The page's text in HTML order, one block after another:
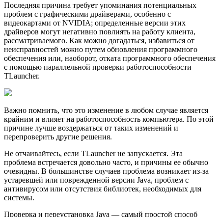
Последняя причина требует упоминания потенциальных
проблем с графическими драйверами, особенно с
видеокартами от NVIDIA; определенные версии этих
драйверов могут негативно повлиять на работу клиента,
рассматриваемого. Как можно догадаться, избавиться от
неисправностей можно путем обновления программного
обеспечения или, наоборот, отката программного обеспечения
с помощью параллельной проверки работоспособности
TLauncher.
Важно помнить, что это изменение в любом случае является
крайним и влияет на работоспособность компьютера. По этой
причине лучше воздержаться от таких изменений и
перепроверить другие решения.
Не отчаивайтесь, если TLauncher не запускается. Эта
проблема встречается довольно часто, и причины ее обычно
очевидны. В большинстве случаев проблема возникает из-за
устаревшей или поврежденной версии Java, проблем с
антивирусом или отсутствия библиотек, необходимых для
системы.
Проверка и переустановка Java — самый простой способ